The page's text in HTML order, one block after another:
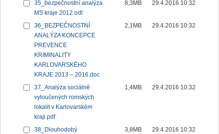
35_bezpečnostní analýza
MS kraje 2012.odt
8,3MB 29.4.2016 10:32
36_BEZPEČNOSTNÍ
ANALÝZA KONCEPCE
PREVENCE
KRIMINALITY
KARLOVARSKÉHO
KRAJE 2013 – 2016.doc
2,1MB 29.4.2016 10:32
37_Analýza sociálně
vyloučených romských
lokalit v Karlovarském
kraji.pdf
1,4MB 29.4.2016 10:32
38_Dlouhodobý
3,8MB 29.4.2016 10:32